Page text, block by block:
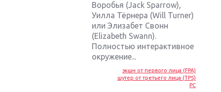
Воробья (Jack Sparrow),
Уилла Тёрнера (Will Turner)
или Элизабет Свонн
(Elizabeth Swann).
Полностью интерактивное
окружение...
экшн от первого лица (FPA)
шутер от третьего лица (TPS)
PC